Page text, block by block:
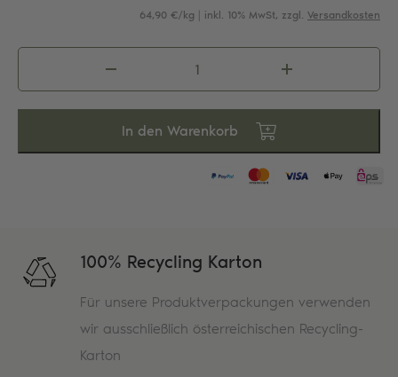
64,90 €/kg | inkl. 10% MwSt, zzgl. Versandkosten
In den Warenkorb
100% Recycling Karton
Für unsere Produktverpackungen verwenden
wir ausschließlich österreichischen Recycling-
Karton